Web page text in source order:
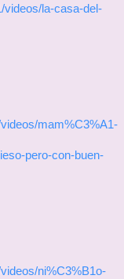
videos/la-casa-del-
mam%C3%A1-
pero-con-buen-
ni%C3%B1o-